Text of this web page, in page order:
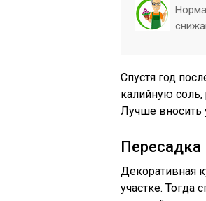
Спустя год
калийную
Лучше вносить
Пересадка
Декоративная
участке. Тогда